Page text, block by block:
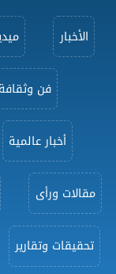
الأخبار
فن وثقافة
أخبار عالمية
مقالات ورأى
تحقيقات وتقارير